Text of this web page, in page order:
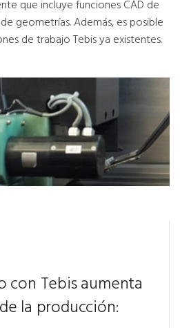
que incluye funciones CAD de
geometrías. Además, es posible
de trabajo Tebis ya existentes.
con Tebis aumenta
la producción: